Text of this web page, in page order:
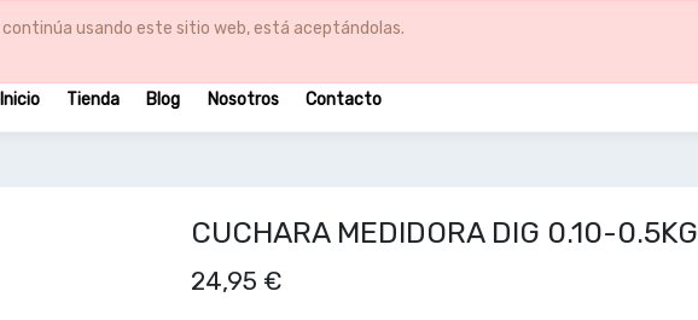
usando este sitio web, está aceptándolas.
Inicio Tienda Blog Nosotros Contacto
CUCHARA MEDIDORA DIG 0.10-0.5KG
24,95 €